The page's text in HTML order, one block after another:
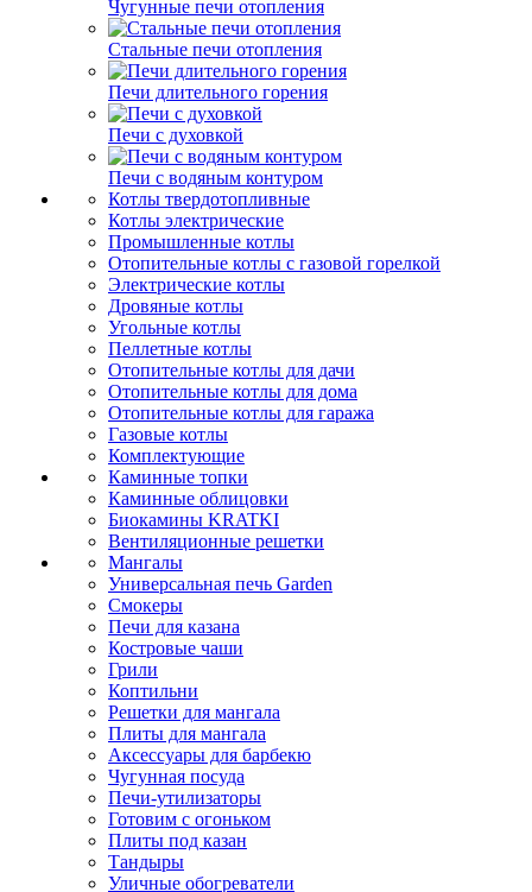
Чугунные печи отопления
Стальные печи отопления
Печи длительного горения
Печи с духовкой
Печи с водяным контуром
Котлы твердотопливные
Котлы электрические
Промышленные котлы
Отопительные котлы с газовой горелкой
Электрические котлы
Дровяные котлы
Угольные котлы
Пеллетные котлы
Отопительные котлы для дачи
Отопительные котлы для дома
Отопительные котлы для гаража
Газовые котлы
Комплектующие
Каминные топки
Каминные облицовки
Биокамины KRATKI
Вентиляционные решетки
Мангалы
Универсальная печь Garden
Смокеры
Печи для казана
Костровые чаши
Грили
Коптильни
Решетки для мангала
Плиты для мангала
Аксессуары для барбекю
Чугунная посуда
Печи-утилизаторы
Готовим с огоньком
Плиты под казан
Тандыры
Уличные обогреватели